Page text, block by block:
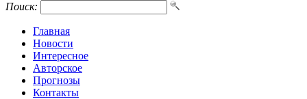
Поиск:
Главная
Новости
Интересное
Авторское
Прогнозы
Контакты